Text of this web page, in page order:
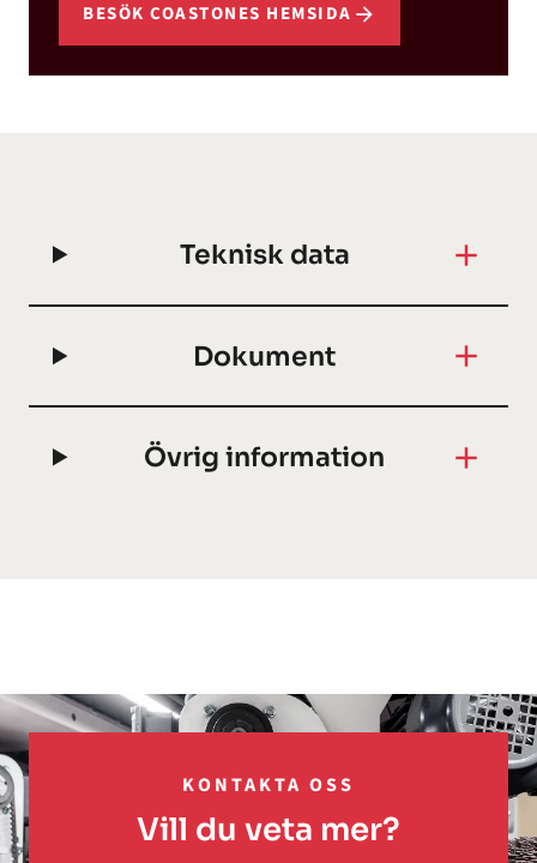
BESÖK COASTONES HEMSIDA
Teknisk data
Dokument
Övrig information
KONTAKTA OSS
Vill du veta mer?